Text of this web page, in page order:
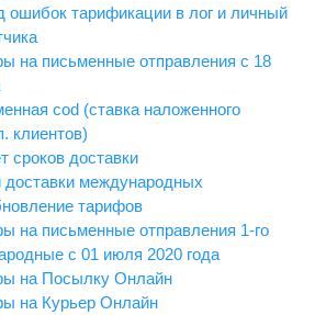
ошибок тарификации в лог и личный
на письменные отправления с 18
cod (ставка наложенного
клиентов)
сроков доставки
доставки международных
тарифов
на письменные отправления 1-го
с 01 июля 2020 года
на Посылку Онлайн
на Курьер Онлайн